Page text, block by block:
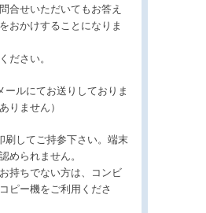
合せいただいてもお答え
おかけすることになりま
ださい。
ールにてお送りしておりま
りません）
刷してご持参下さい。端末
められません。
持ちでない方は、コンビ
ピー機をご利用くださ